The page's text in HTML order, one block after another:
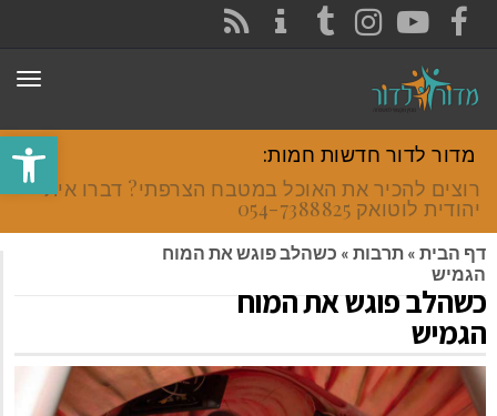
פתח
FACEBOOK
YOUTUBE
INSTAGRAM
TUMBLR
מדור לדור חדשות חמות:
רוצים להכיר את האוכל במטבח הצרפתי? דברו איתי
יהודית לוטואק 054-7388825.
דף הבית » תרבות » כשהלב פוגש את המוח
הגמיש
כשהלב פוגש את המוח
הגמיש